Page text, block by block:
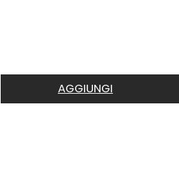
AGGIUNGI